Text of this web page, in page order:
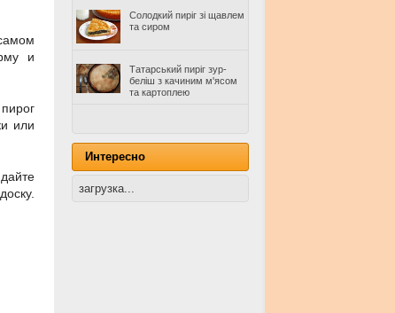
и
или
Солодкий пиріг зі щавлем
та сиром
Татарський пиріг зур-
беліш з качиним м'ясом
та картоплею
Интересно
загрузка...